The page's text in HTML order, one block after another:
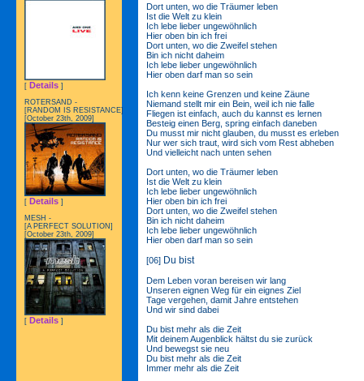
Dort unten, wo die Träumer leben
Ist die Welt zu klein
Ich lebe lieber ungewöhnlich
Hier oben bin ich frei
Dort unten, wo die Zweifel stehen
Bin ich nicht daheim
Ich lebe lieber ungewöhnlich
Hier oben darf man so sein
Ich kenn keine Grenzen und keine Zäune
Niemand stellt mir ein Bein, weil ich nie falle
Fliegen ist einfach, auch du kannst es lernen
Besteig einen Berg, spring einfach daneben
Du musst mir nicht glauben, du musst es erleben
Nur wer sich traut, wird sich vom Rest abheben
Und vielleicht nach unten sehen
Dort unten, wo die Träumer leben
Ist die Welt zu klein
Ich lebe lieber ungewöhnlich
Hier oben bin ich frei
Dort unten, wo die Zweifel stehen
Bin ich nicht daheim
Ich lebe lieber ungewöhnlich
Hier oben darf man so sein
[06] Du bist
Dem Leben voran bereisen wir lang
Unseren eignen Weg für ein eignes Ziel
Tage vergehen, damit Jahre entstehen
Und wir sind dabei
Du bist mehr als die Zeit
Mit deinem Augenblick hältst du sie zurück
Und bewegst sie neu
Du bist mehr als die Zeit
Immer mehr als die Zeit
[ Details ]
ROTERSAND -
[RANDOM IS RESISTANCE]
[October 23th, 2009]
[ Details ]
MESH -
[A PERFECT SOLUTION]
[October 23th, 2009]
[ Details ]